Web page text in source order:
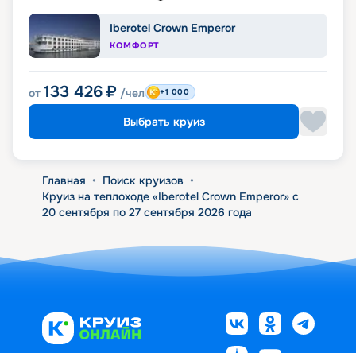
Iberotel Crown Emperor
КОМФОРТ
от 133 426 ₽ /чел +1 000
Выбрать круиз
Главная • Поиск круизов •
Круиз на теплоходе «Iberotel Crown Emperor» с
20 сентября по 27 сентября 2026 года